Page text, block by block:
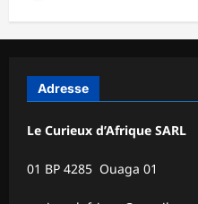
Adresse
Le Curieux d’Afrique SARL
01 BP 4285 Ouaga 01